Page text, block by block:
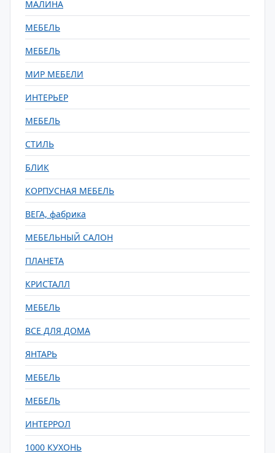
МАЛИНА
МЕБЕЛЬ
МЕБЕЛЬ
МИР МЕБЕЛИ
ИНТЕРЬЕР
МЕБЕЛЬ
СТИЛЬ
БЛИК
КОРПУСНАЯ МЕБЕЛЬ
ВЕГА, фабрика
МЕБЕЛЬНЫЙ САЛОН
ПЛАНЕТА
КРИСТАЛЛ
МЕБЕЛЬ
ВСЕ ДЛЯ ДОМА
ЯНТАРЬ
МЕБЕЛЬ
МЕБЕЛЬ
ИНТЕРРОЛ
1000 КУХОНЬ